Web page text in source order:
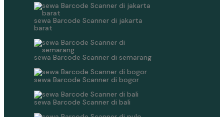
sewa Barcode Scanner di jakarta
barat
sewa Barcode Scanner di semarang
sewa Barcode Scanner di bogor
sewa Barcode Scanner di bali